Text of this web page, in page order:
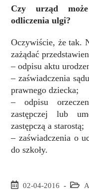
Czy urząd może
odliczenia ulgi?
Oczywiście, że tak.
zażądać
– odpisu aktu
– zaświadczenia
prawnego dziecka;
– odpisu
zastępczej lub
zastępczą a starostą;
– zaświadczenia o
do szkoły.
Post 02-04-2016
Post